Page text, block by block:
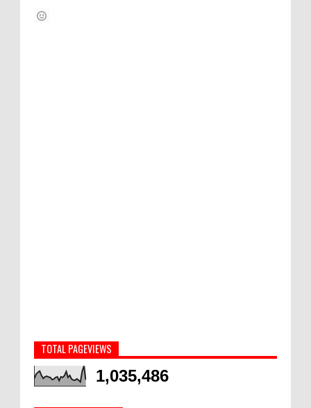
TOTAL PAGEVIEWS
1,035,486